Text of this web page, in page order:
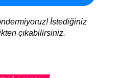
İstediğiniz
çıkabilirsiniz.